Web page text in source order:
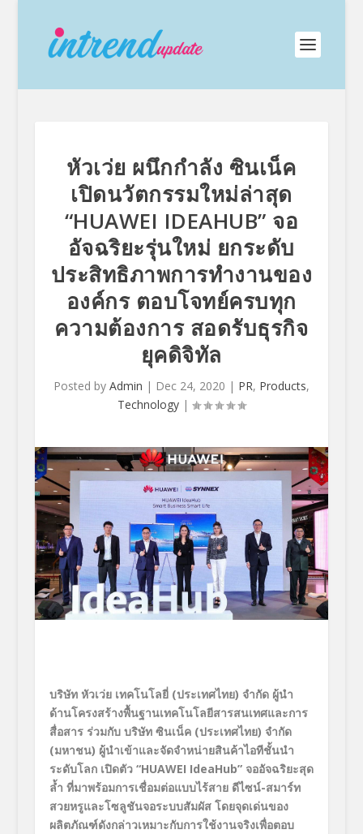
หัวเว่ย ผนึกกำลัง ซินเน็ค
เปิดนวัตกรรมใหม่ล่าสุด
“HUAWEI IDEAHUB” จอ
อัจฉริยะรุ่นใหม่ ยกระดับ
ประสิทธิภาพการทำงานของ
องค์กร ตอบโจทย์ครบทุก
ความต้องการ สอดรับธุรกิจ
ยุคดิจิทัล
Posted by Admin | Dec 24, 2020 | PR, Products,
Technology|
บริษัท หัวเว่ย เทคโนโลยี่ (ประเทศไทย) จำกัด ผู้นำ
ด้านโครงสร้างพื้นฐานเทคโนโลยีสารสนเทศและการ
สื่อสาร ร่วมกับ บริษัท ซินเน็ค (ประเทศไทย) จำกัด
(มหาชน) ผู้นำเข้าและจัดจำหน่ายสินค้าไอทีชั้นนำ
ระดับโลก เปิดตัว “HUAWEI IdeaHub” จออัจฉริยะสุด
ล้ำ ที่มาพร้อมการเชื่อมต่อแบบไร้สาย ดีไซน์-สมาร์ท
สวยหรูและโซลูชันจอระบบสัมผัส โดยจุดเด่นของ
ผลิตภัณฑ์ดังกล่าวเหมาะกับการใช้งานจริงเพื่อตอบ